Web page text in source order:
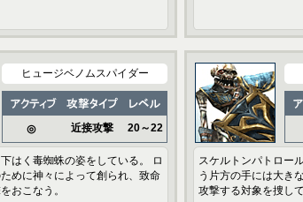
ヒュージベノムスパイダー
◎ 近接攻撃 20～22
はく毒蜘蛛の姿をしている。 ロ
めに神々によって創られ、致命
おこなう。
スケルトンパトロー
う片方の手には大き
攻撃する対象を捜して